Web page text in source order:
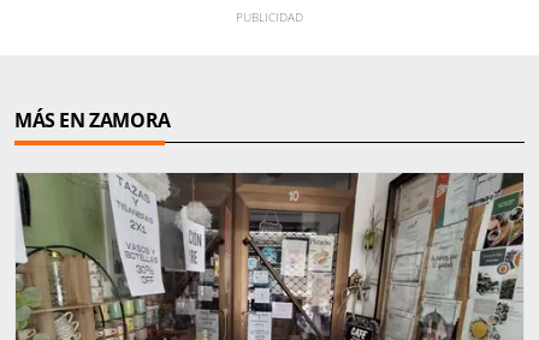
MÁS EN ZAMORA